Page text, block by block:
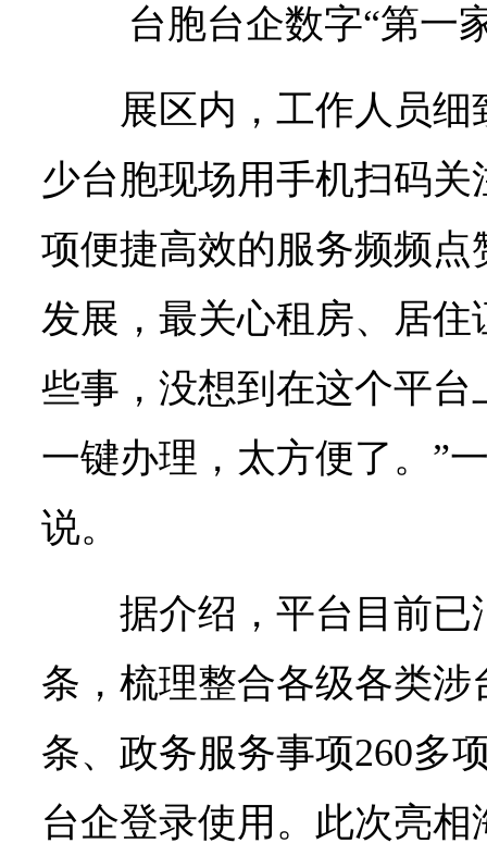
台胞台企数字“第一
展区内，工作人员
少台胞现场用手机扫码
项便捷高效的服务频频点
发展，最关心租房、居
些事，没想到在这个平
一键办理，太方便了。”
说。
据介绍，平台目前已
条，梳理整合各级各类涉
条、政务服务事项260多
台企登录使用。此次亮